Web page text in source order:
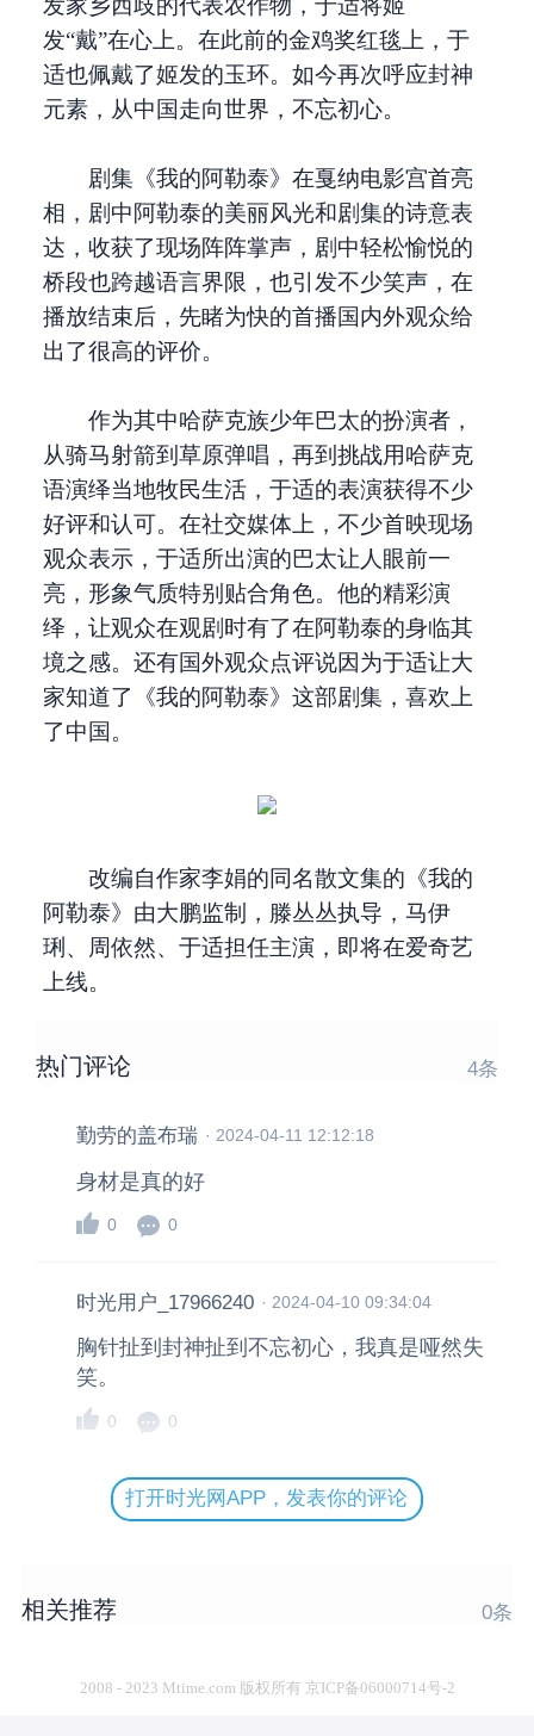
发家乡西歧的代表农作物，于适将姬
发“戴”在心上。在此前的金鸡奖红毯上，于
适也佩戴了姬发的玉环。如今再次呼应封神
元素，从中国走向世界，不忘初心。
剧集《我的阿勒泰》在戛纳电影宫首亮
相，剧中阿勒泰的美丽风光和剧集的诗意表
达，收获了现场阵阵掌声，剧中轻松愉悦的
桥段也跨越语言界限，也引发不少笑声，在
播放结束后，先睹为快的首播国内外观众给
出了很高的评价。
作为其中哈萨克族少年巴太的扮演者，
从骑马射箭到草原弹唱，再到挑战用哈萨克
语演绎当地牧民生活，于适的表演获得不少
好评和认可。在社交媒体上，不少首映现场
观众表示，于适所出演的巴太让人眼前一
亮，形象气质特别贴合角色。他的精彩演
绎，让观众在观剧时有了在阿勒泰的身临其
境之感。还有国外观众点评说因为于适让大
家知道了《我的阿勒泰》这部剧集，喜欢上
了中国。
改编自作家李娟的同名散文集的《我的
阿勒泰》由大鹏监制，滕丛丛执导，马伊
琍、周依然、于适担任主演，即将在爱奇艺
上线。
热门评论 4条
勤劳的盖布瑞 ·2024-04-11 12:12:18
身材是真的好
0 0
时光用户_17966240 · 2024-04-10 09:34:04
胸针扯到封神扯到不忘初心，我真是哑然失
笑。
0 0
打开时光网APP，发表你的评论
相关推荐 0条
2008 - 2023 Mtime.com 版权所有 京ICP备06000714号-2